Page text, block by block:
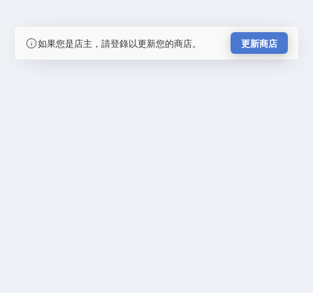
如果您是店主，請登錄以更新您的商店。 更新商店